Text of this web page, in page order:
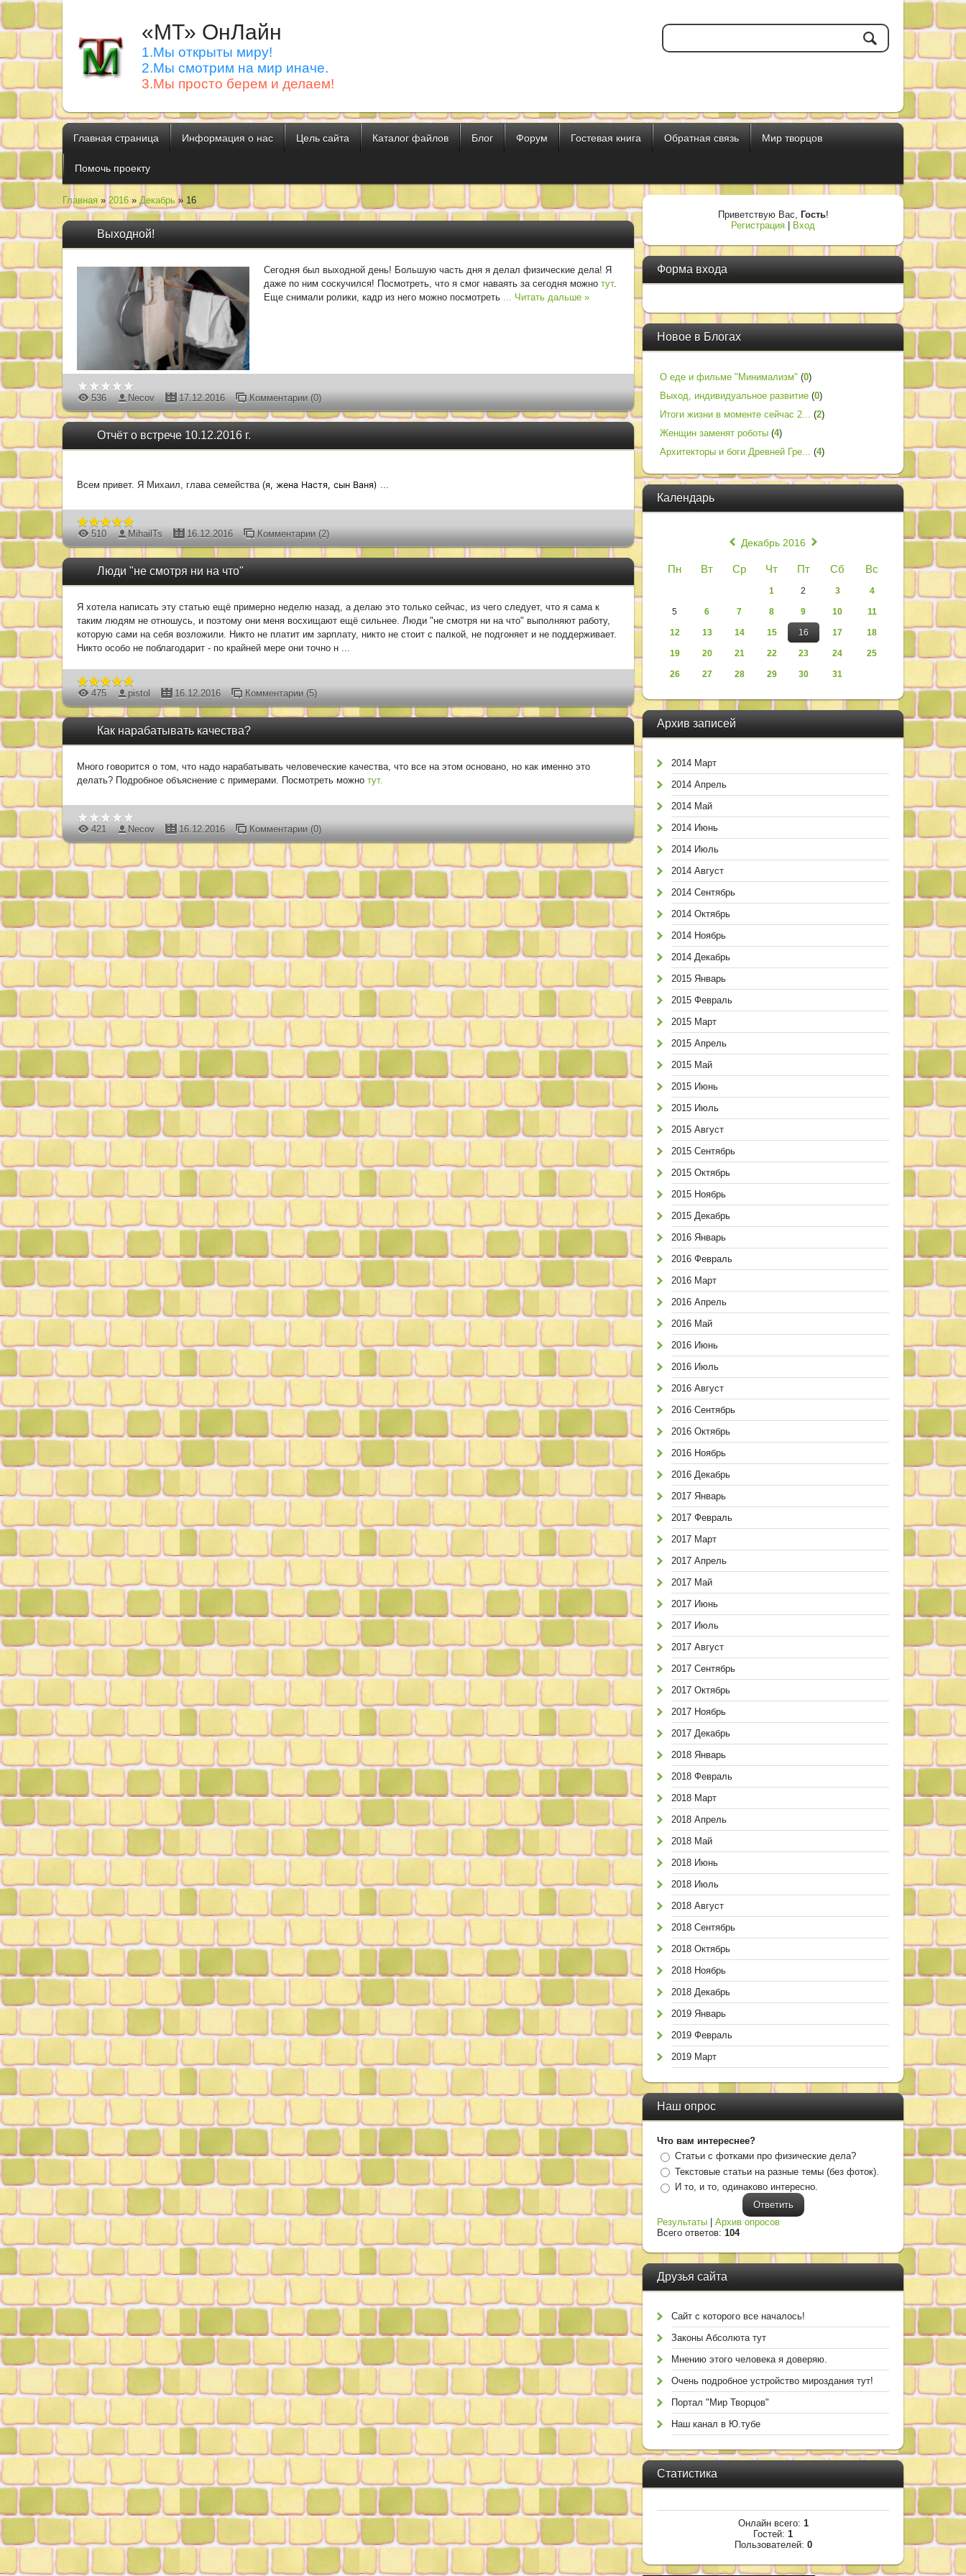
«МТ» ОнЛайн
1.Мы открыты миру!
2.Мы смотрим на мир иначе.
3.Мы просто берем и делаем!
Главная страница Информация о нас Цель сайта Каталог файлов Блог Форум Гостевая книга Обратная связь Мир творцов
Помочь проекту
Главная » 2016 » Декабрь » 16
Выходной!
Сегодня был выходной день! Большую часть дня я делал физические дела! Я
даже по ним соскучился! Посмотреть, что я смог наваять за сегодня можно тут.
Еще снимали ролики, кадр из него можно посмотреть ... Читать дальше »
536 Necov 17.12.2016 Комментарии (0)
Отчёт о встрече 10.12.2016 г.
Всем привет. Я Михаил, глава семейства (я, жена Настя, сын Ваня) ...
510 MihailTs 16.12.2016 Комментарии (2)
Люди "не смотря ни на что"
Я хотела написать эту статью ещё примерно неделю назад, а делаю это только сейчас, из чего следует, что я сама к
таким людям не отношусь, и поэтому они меня восхищают ещё сильнее. Люди "не смотря ни на что" выполняют работу,
которую сами на себя возложили. Никто не платит им зарплату, никто не стоит с палкой, не подгоняет и не поддерживает.
Никто особо не поблагодарит - по крайней мере они точно н ...
475 pistol 16.12.2016 Комментарии (5)
Как нарабатывать качества?
Много говорится о том, что надо нарабатывать человеческие качества, что все на этом основано, но как именно это
делать? Подробное объяснение с примерами. Посмотреть можно тут.
421 Necov 16.12.2016 Комментарии (0)
Приветствую Вас, Гость!
Регистрация
Вход
Форма входа
Новое в Блогах
О еде и фильме "Минимализм" (0)
Выход, индивидуальное развитие (0)
Итоги жизни в моменте сейчас 2... (2)
Женщин заменят роботы (4)
Архитекторы и боги Древней Гре... (4)
Календарь
« Декабрь 2016 »
Пн Вт Ср Чт Пт Сб Вс
1 2 3 4
5 6 7 8 9 10 11
12 13 14 15 16 17 18
19 20 21 22 23 24 25
26 27 28 29 30 31
Архив записей
2014 Март
2014 Апрель
2014 Май
2014 Июнь
2014 Июль
2014 Август
2014 Сентябрь
2014 Октябрь
2014 Ноябрь
2014 Декабрь
2015 Январь
2015 Февраль
2015 Март
2015 Апрель
2015 Май
2015 Июнь
2015 Июль
2015 Август
2015 Сентябрь
2015 Октябрь
2015 Ноябрь
2015 Декабрь
2016 Январь
2016 Февраль
2016 Март
2016 Апрель
2016 Май
2016 Июнь
2016 Июль
2016 Август
2016 Сентябрь
2016 Октябрь
2016 Ноябрь
2016 Декабрь
2017 Январь
2017 Февраль
2017 Март
2017 Апрель
2017 Май
2017 Июнь
2017 Июль
2017 Август
2017 Сентябрь
2017 Октябрь
2017 Ноябрь
2017 Декабрь
2018 Январь
2018 Февраль
2018 Март
2018 Апрель
2018 Май
2018 Июнь
2018 Июль
2018 Август
2018 Сентябрь
2018 Октябрь
2018 Ноябрь
2018 Декабрь
2019 Январь
2019 Февраль
2019 Март
Наш опрос
Что вам интереснее?
Статьи с фотками про физические дела?
Текстовые статьи на разные темы (без фоток).
И то, и то, одинаково интересно.
Результаты |Архив опросов
Всего ответов: 104
Друзья сайта
Сайт с которого все началось!
Законы Абсолюта тут
Мнению этого человека я доверяю.
Очень подробное устройство мироздания тут!
Портал "Мир Творцов"
Наш канал в Ю.тубе
Статистика
Онлайн всего: 1
Гостей: 1
Пользователей: 0